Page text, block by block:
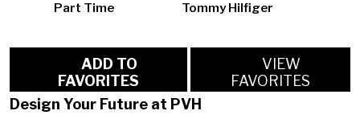
Part Time Tommy Hilfiger
FAVORITES
VIEW
FAVORITES
Design Your Future at PVH